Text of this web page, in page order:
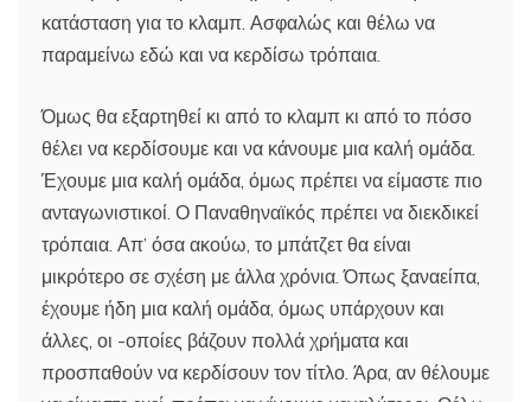
κατάσταση για το κλαμπ. Ασφαλώς και θέλω να
παραμείνω εδώ και να κερδίσω τρόπαια.
Όμως θα εξαρτηθεί κι από το κλαμπ κι από το πόσο
θέλει να κερδίσουμε και να κάνουμε μια καλή ομάδα.
Έχουμε μια καλή ομάδα, όμως πρέπει να είμαστε πιο
ανταγωνιστικοί. Ο Παναθηναϊκός πρέπει να διεκδικεί
τρόπαια. Απ’ όσα ακούω, το μπάτζετ θα είναι
μικρότερο σε σχέση με άλλα χρόνια. Όπως ξαναείπα,
έχουμε ήδη μια καλή ομάδα, όμως υπάρχουν και
άλλες, οι -οποίες βάζουν πολλά χρήματα και
προσπαθούν να κερδίσουν τον τίτλο. Άρα, αν θέλουμε